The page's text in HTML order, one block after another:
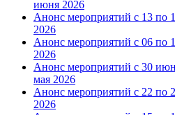
июня 2026
Анонс мероприятий с 13 по
2026
Анонс мероприятий с 06 по
2026
Анонс мероприятий с 30
мая 2026
Анонс мероприятий с 22 по
2026